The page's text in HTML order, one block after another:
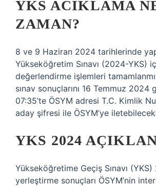
YKS ACIKLAMA
ZAMAN?
8 ve 9 Haziran 2024 tarihlerinde
Yükseköğretim Sınavı (2024-YKS)
değerlendirme işlemleri
sınav sonuçlarını 16 Temmuz 2024
07:35’te ÖSYM adresi T.C. Kimlik
aday şifresi ile ÖSYM’ye
YKS 2024
Yükseköğretime Geçiş Sınavı
yerleştirme sonuçları ÖSYM’nin